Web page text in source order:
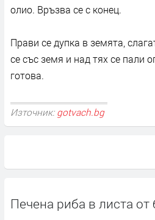
олио. Връзва се с конец.
Прави се дупка в земята,
се със земя и над тях се пали
готова.
Източник: gotvach.bg
Печена риба в листа от